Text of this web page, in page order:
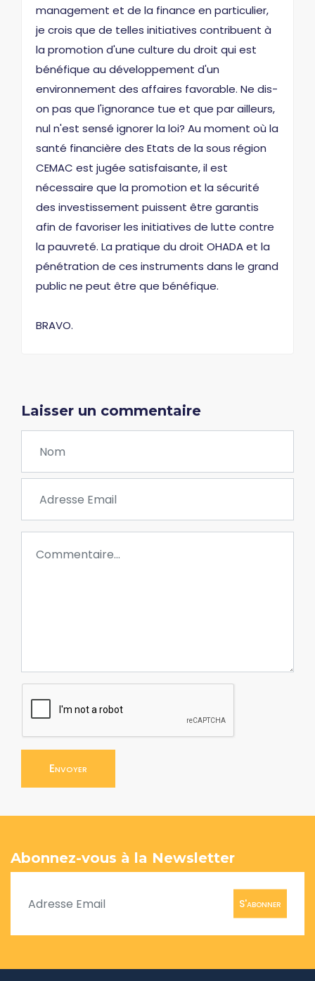
management et de la finance en particulier,
je crois que de telles initiatives contribuent à
la promotion d'une culture du droit qui est
bénéfique au développement d'un
environnement des affaires favorable. Ne dis-
on pas que l'ignorance tue et que par ailleurs,
nul n'est sensé ignorer la loi? Au moment où la
santé financière des Etats de la sous région
CEMAC est jugée satisfaisante, il est
nécessaire que la promotion et la sécurité
des investissement puissent être garantis
afin de favoriser les initiatives de lutte contre
la pauvreté. La pratique du droit OHADA et la
pénétration de ces instruments dans le grand
public ne peut être que bénéfique.
BRAVO.
Laisser un commentaire
Envoyer
Abonnez-vous à la Newsletter
S'abonner